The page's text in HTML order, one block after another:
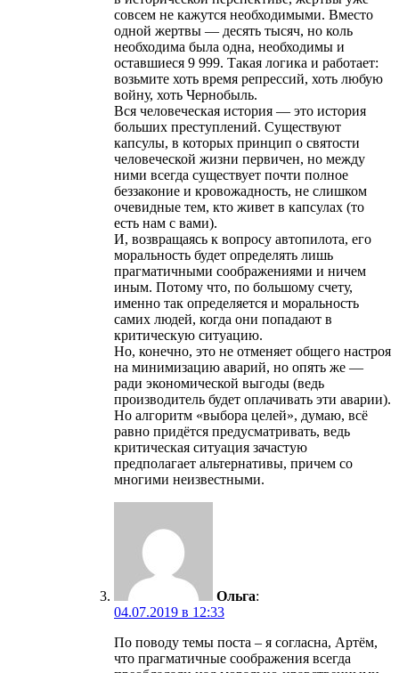
совсем не кажутся необходимыми. Вместо
одной жертвы — десять тысяч, но коль
необходима была одна, необходимы и
оставшиеся 9 999. Такая логика и работает:
возьмите хоть время репрессий, хоть любую
войну, хоть Чернобыль.
Вся человеческая история — это история
больших преступлений. Существуют
капсулы, в которых принцип о святости
человеческой жизни первичен, но между
ними всегда существует почти полное
беззаконие и кровожадность, не слишком
очевидные тем, кто живет в капсулах (то
есть нам с вами).
И, возвращаясь к вопросу автопилота, его
моральность будет определять лишь
прагматичными соображениями и ничем
иным. Потому что, по большому счету,
именно так определяется и моральность
самих людей, когда они попадают в
критическую ситуацию.
Но, конечно, это не отменяет общего настроя
на минимизацию аварий, но опять же —
ради экономической выгоды (ведь
производитель будет оплачивать эти аварии).
Но алгоритм «выбора целей», думаю, всё
равно придётся предусматривать, ведь
критическая ситуация зачастую
предполагает альтернативы, причем со
многими неизвестными.
Ольга:
04.07.2019 в 12:33
По поводу темы поста – я согласна, Артём,
что прагматичные соображения всегда